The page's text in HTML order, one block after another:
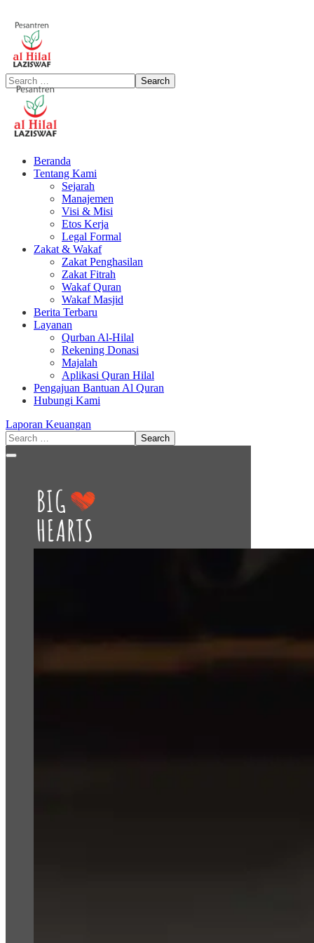
Beranda
Tentang Kami
Sejarah
Manajemen
Visi & Misi
Etos Kerja
Legal Formal
Zakat & Wakaf
Zakat Penghasilan
Zakat Fitrah
Wakaf Quran
Wakaf Masjid
Berita Terbaru
Layanan
Qurban Al-Hilal
Rekening Donasi
Majalah
Aplikasi Quran Hilal
Pengajuan Bantuan Al Quran
Hubungi Kami
Laporan Keuangan